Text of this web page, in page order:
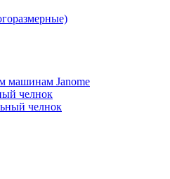
машинам Janome
челнок
челнок